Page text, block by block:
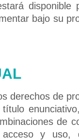
disponible
bajo su
derechos de
de
y uso,